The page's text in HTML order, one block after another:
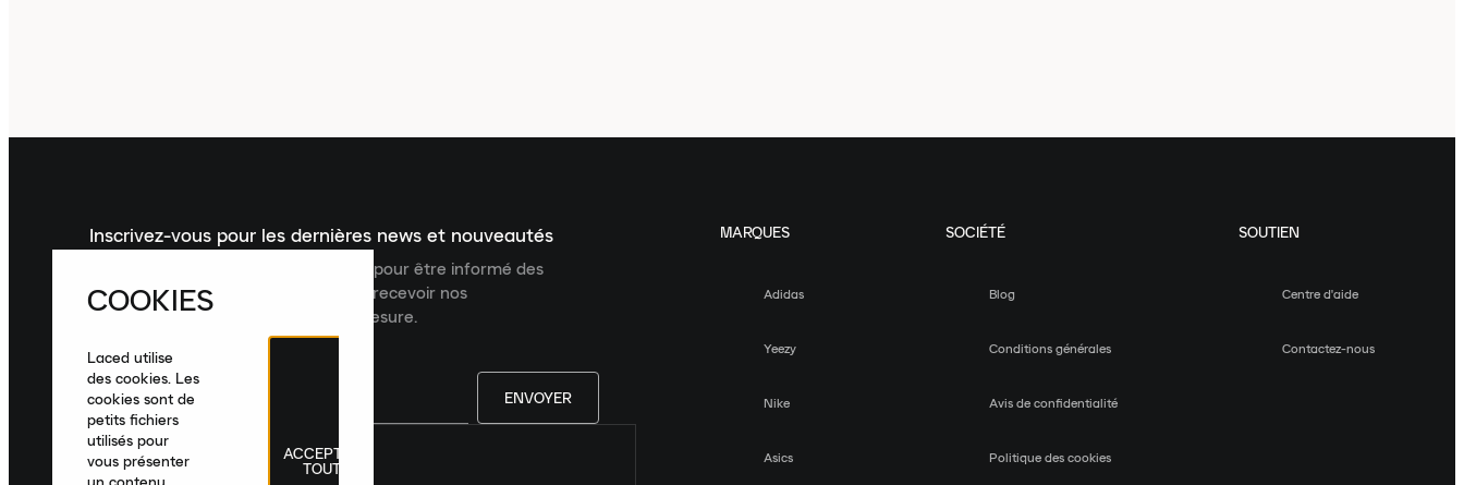
Inscrivez-vous pour les dernières news et nouveautés
Inscrivez-vous à la newsletter Laced pour être informé des
dernières nouveautés, collections et recevoir nos
recommandations de produits sur mesure.
ENVOYER
France|Français
MARQUES
Adidas
Yeezy
Nike
Asics
SOCIÉTÉ
Blog
Conditions générales
Avis de confidentialité
Politique des cookies
SOUTIEN
Centre d'aide
Contactez-nous
COOKIES
Laced utilise
des cookies. Les
cookies sont de
petits fichiers
utilisés pour
vous présenter
ACCEPTER
TOUT